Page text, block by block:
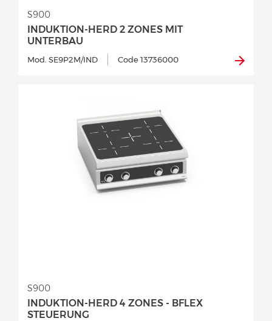
INDUKTION-HERD 2 ZONES MIT
UNTERBAU
S900
Mod. SE9P2M/IND Code 13736000
INDUKTION-HERD 4 ZONES - BFLEX
STEUERUNG
S900